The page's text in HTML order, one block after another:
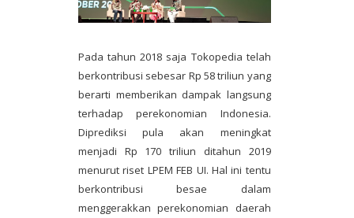
Pada tahun 2018 saja Tokopedia telah
berkontribusi sebesar Rp 58 triliun yang
berarti memberikan dampak langsung
terhadap perekonomian Indonesia.
Diprediksi pula akan meningkat
menjadi Rp 170 triliun ditahun 2019
menurut riset LPEM FEB UI. Hal ini tentu
berkontribusi besae dalam
menggerakkan perekonomian daerah